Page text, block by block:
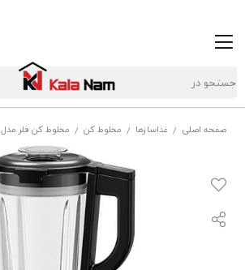
صفحه اصلی / غذاسازها / مخلوط کن / مخلوط کن فلر مدل BLG1200 ا BLG1200 Feller